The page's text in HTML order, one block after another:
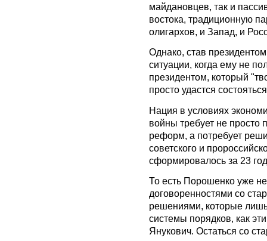
майдановцев, так и
востока, традиционную
олигархов, и Запад, и
Однако, став
ситуации, когда ему не
президентом, который
просто удастся
Нация в условиях
войны требует не
реформ, а потребует
советского и
сформировалось за 23
То есть Порошенко уже
договоренностями со
решениями, которые
системы порядков, как
Янукович. Остаться со